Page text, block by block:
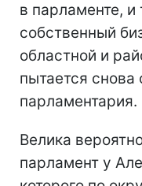
в парламенте, и
собственный
областной и
пытается снова
парламентария.
Велика
парламент у